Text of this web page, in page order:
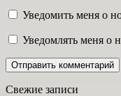
Уведомить меня о
Уведомлять меня о
Свежие записи